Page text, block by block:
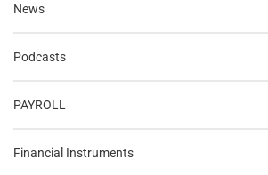
News
Podcasts
PAYROLL
Financial Instruments